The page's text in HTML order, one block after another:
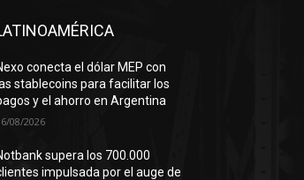
conecta el dólar MEP con
stablecoins para facilitar los
y el ahorro en Argentina
08/2026
supera los 700.000
impulsada por el auge de